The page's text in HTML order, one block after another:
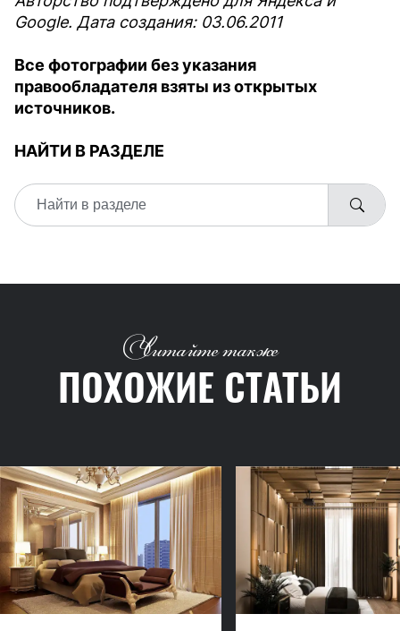
Google. Дата создания: 03.06.2011
Все фотографии без указания
правообладателя взяты из открытых
источников.
НАЙТИ В РАЗДЕЛЕ
Читайте также
ПОХОЖИЕ СТАТЬИ